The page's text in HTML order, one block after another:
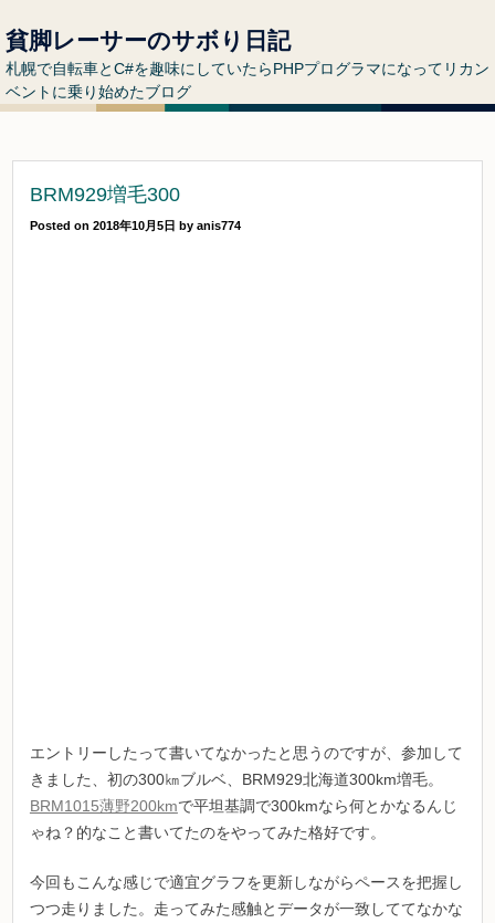
貧脚レーサーのサボり日記
札幌で自転車とC#を趣味にしていたらPHPプログラマになってリカン
ベントに乗り始めたブログ
BRM929増毛300
Posted on 2018年10月5日 by anis774
エントリーしたって書いてなかったと思うのですが、参加して
きました、初の300㎞ブルベ、BRM929北海道300km増毛。
BRM1015薄野200kmで平坦基調で300kmなら何とかなるんじ
ゃね？的なこと書いてたのをやってみた格好です。
今回もこんな感じで適宜グラフを更新しながらペースを把握し
つつ走りました。走ってみた感触とデータが一致しててなかな